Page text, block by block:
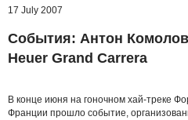
17 July 2007
Cобытия: Антон
Heuer Grand Carrera
В конце июня на гоночном хай-треке
Франции прошло событие,